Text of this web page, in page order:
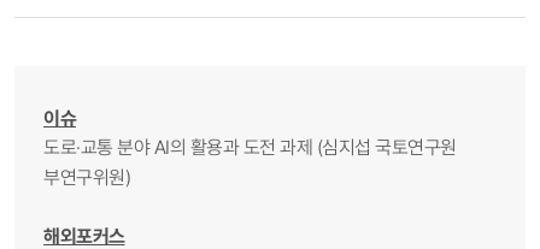
이슈
도로·교통 분야 AI의 활용과 도전 과제 (심지섭 국토연구원
부연구위원)
해외포커스